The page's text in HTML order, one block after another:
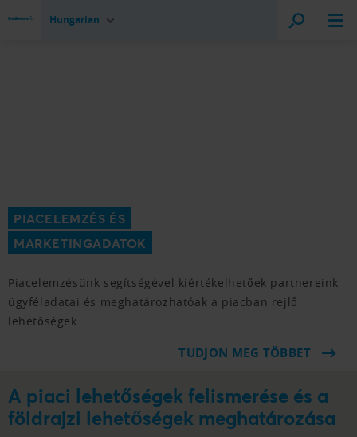
Hungarian
PIACELEMZÉS ÉS
MARKETINGADATOK
Piacelemzésünk segítségével kiértékelhetőek partnereink
ügyféladatai és meghatározhatóak a piacban rejlő
lehetőségek.
TUDJON MEG TÖBBET
A piaci lehetőségek felismerése és a
földrajzi lehetőségek meghatározása